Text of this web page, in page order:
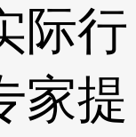
际行
家提